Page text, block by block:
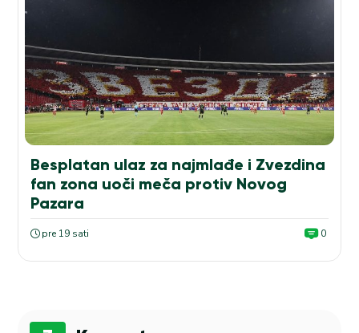
Besplatan ulaz za najmlađe i Zvezdina
fan zona uoči meča protiv Novog
Pazara
pre 19 sati 0